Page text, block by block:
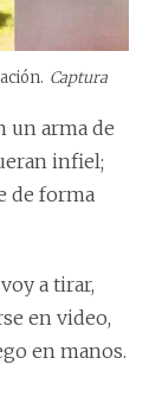
Captura
un arma de
infiel;
de forma
a tirar,
en video,
en manos.